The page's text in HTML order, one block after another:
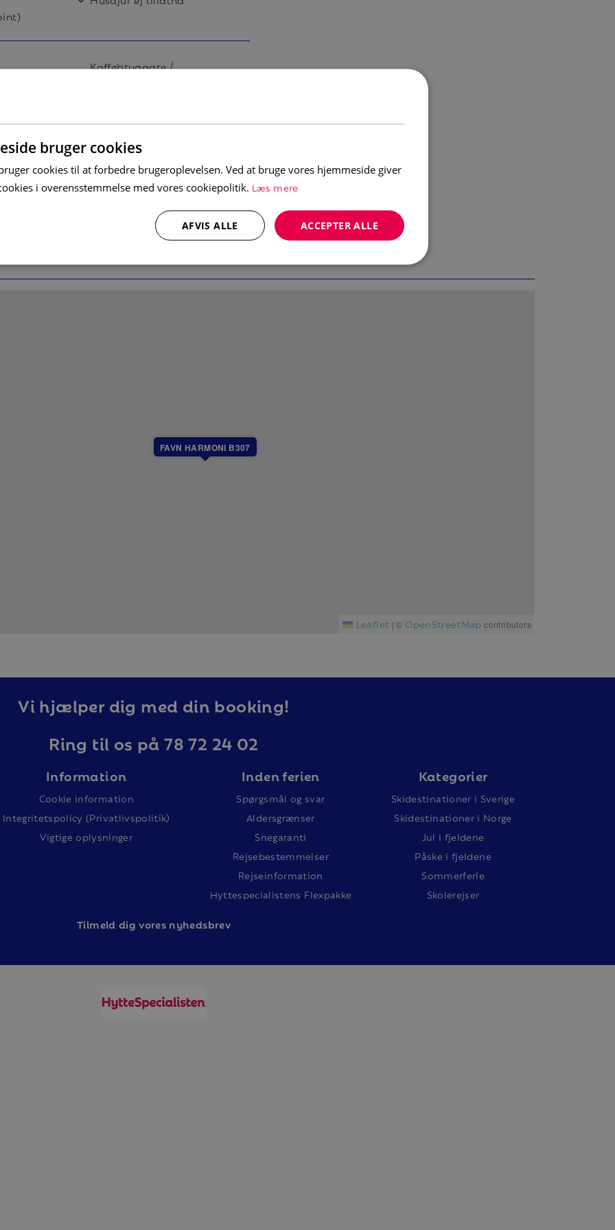
Etter en dag med aktiviteter kan
variasjoner kan forekomme.
Kaffebryggare /
FAVN HARMONI B307
Leaflet | © OpenStreetMap contributors
Vi hjælper dig med din booking!
Ring til os på 78 72 24 02
Information
Cookie information
Integritetspolicy (Privatlivspolitik)
Vigtige oplysninger
Inden ferien
Spørgsmål og svar
Aldersgrænser
Snegaranti
Rejsebestemmelser
Rejseinformation
Hyttespecialistens Flexpakke
Kategorier
Skidestinationer i Sverige
Skidestinationer i Norge
Jul i fjeldene
Påske i fjeldene
Sommerferie
Skolerejser
Tilmeld dig vores nyhedsbrev
bruger cookies
cookies til at forbedre brugeroplevelsen. Ved at bruge vores hjemmeside giver
i overensstemmelse med vores cookiepolitik. Læs mere
ACCEPTER ALLE
AFVIS ALLE